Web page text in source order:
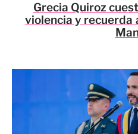
Grecia Quiroz
violencia y recuerda